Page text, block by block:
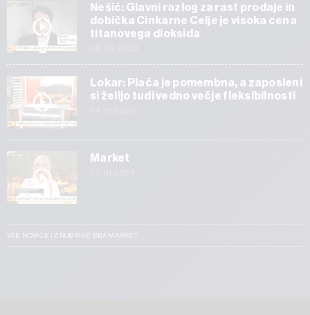
Nešić: Glavni razlog za rast prodaje in
dobička Cinkarne Celje je visoka cena
titanovega dioksida
Lokar: Plača je pomembna, a zaposleni
si želijo tudi vedno večje fleksibilnosti
Market
VSE NOVICE IZ RUBRIKE BBA MARKET